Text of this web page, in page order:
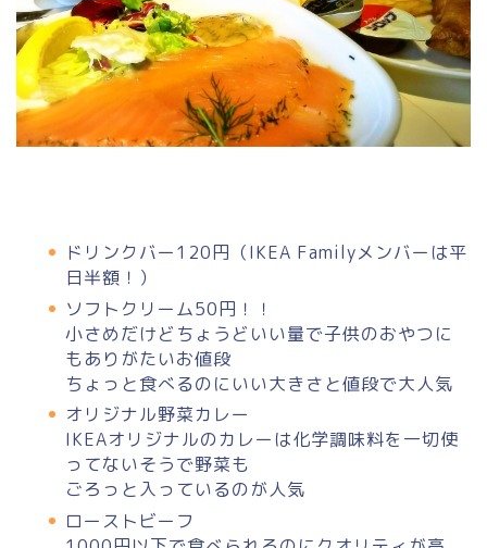
ドリンクバー120円（IKEA Familyメンバーは平
日半額！）
ソフトクリーム50円！！
小さめだけどちょうどいい量で子供のおやつに
もありがたいお値段
ちょっと食べるのにいい大きさと値段で大人気
オリジナル野菜カレー
IKEAオリジナルのカレーは化学調味料を一切使
ってないそうで野菜も
ごろっと入っているのが人気
ローストビーフ